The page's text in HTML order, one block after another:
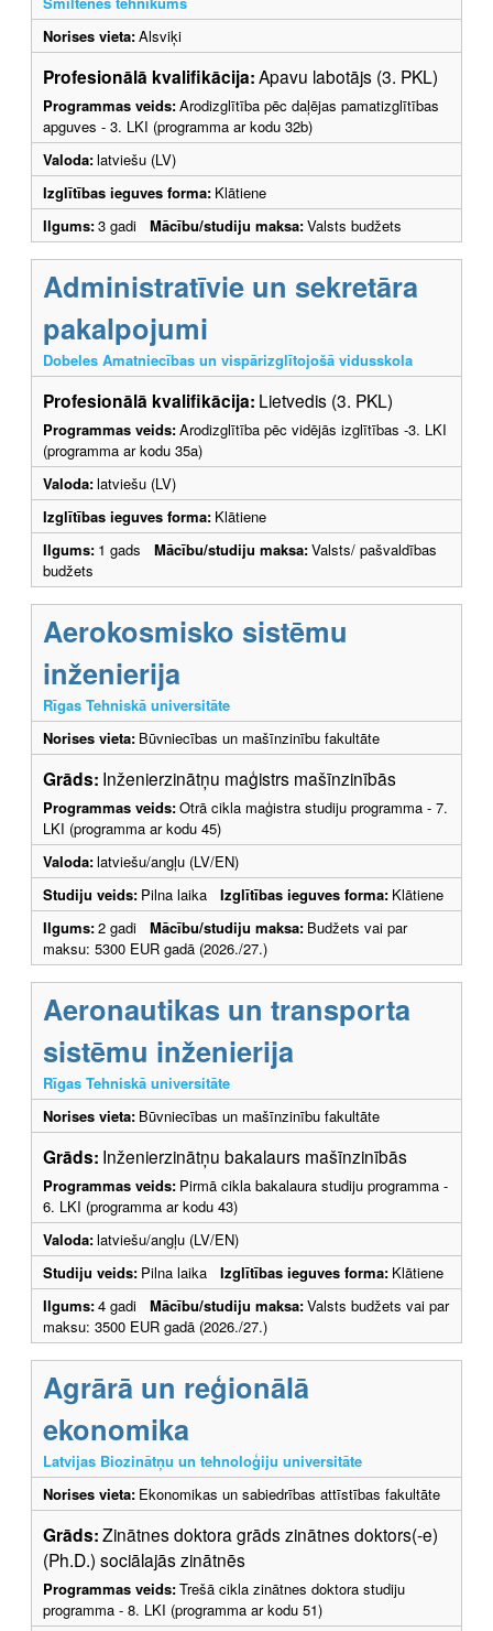
Norises vieta:Alsviķi
Profesionālā kvalifikācija:Apavu labotājs (3. PKL)
Programmas veids:Arodizglītība pēc daļējas pamatizglītības
apguves - 3. LKI (programma ar kodu 32b)
Valoda:latviešu (LV)
Izglītības ieguves forma: Klātiene
Ilgums:3 gadi Mācību/studiju maksa:Valsts budžets
Administratīvie un sekretāra
pakalpojumi
Dobeles Amatniecības un vispārizglītojošā vidusskola
Profesionālā kvalifikācija: Lietvedis (3. PKL)
Programmas veids:Arodizglītība pēc vidējās izglītības -3. LKI
(programma ar kodu 35a)
Valoda:latviešu (LV)
Izglītības ieguves forma: Klātiene
Ilgums: 1 gads Mācību/studiju maksa:Valsts/ pašvaldības
budžets
Aerokosmisko sistēmu
inženierija
Rīgas Tehniskā universitāte
Norises vieta: Būvniecības un mašīnzinību fakultāte
Grāds: Inženierzinātņu maģistrs mašīnzinībās
Programmas veids:Otrā cikla maģistra studiju programma - 7.
LKI (programma ar kodu 45)
Valoda:latviešu/angļu (LV/EN)
Studiju veids: Pilna laika Izglītības ieguves forma: Klātiene
Ilgums:2 gadi Mācību/studiju maksa: Budžets vai par
maksu: 5300 EUR gadā (2026./27.)
Aeronautikas un transporta
sistēmu inženierija
Rīgas Tehniskā universitāte
Norises vieta: Būvniecības un mašīnzinību fakultāte
Grāds: Inženierzinātņu bakalaurs mašīnzinībās
Programmas veids: Pirmā cikla bakalaura studiju programma -
6. LKI (programma ar kodu 43)
Valoda:latviešu/angļu (LV/EN)
Studiju veids: Pilna laika Izglītības ieguves forma: Klātiene
Ilgums:4 gadi Mācību/studiju maksa:Valsts budžets vai par
maksu: 3500 EUR gadā (2026./27.)
Agrārā un reģionālā
ekonomika
Latvijas Biozinātņu un tehnoloģiju universitāte
Norises vieta: Ekonomikas un sabiedrības attīstības fakultāte
Grāds:Zinātnes doktora grāds zinātnes doktors(-e)
(Ph.D.) sociālajās zinātnēs
Programmas veids:Trešā cikla zinātnes doktora studiju
programma - 8. LKI (programma ar kodu 51)